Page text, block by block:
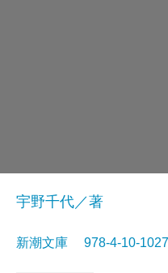
宇野千代／著
新潮文庫 978-4-10-